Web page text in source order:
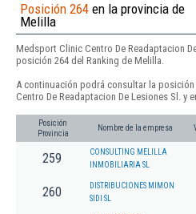
Posición 264 en la provincia de
Melilla
Medsport Clinic Centro De Readaptacion
posición 264 del Ranking de Melilla.
A continuación podrá consultar la
Centro De Readaptacion De Lesiones Sl. y
Posición
Provincia
Nombre de la empresa
259
CONSULTING MELILLA
INMOBILIARIA SL
260
DISTRIBUCIONES MIMON
SIDI SL